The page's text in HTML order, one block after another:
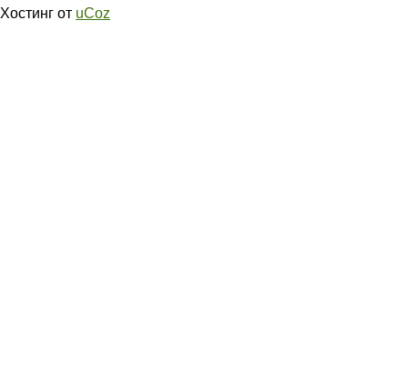
Хостинг от uCoz